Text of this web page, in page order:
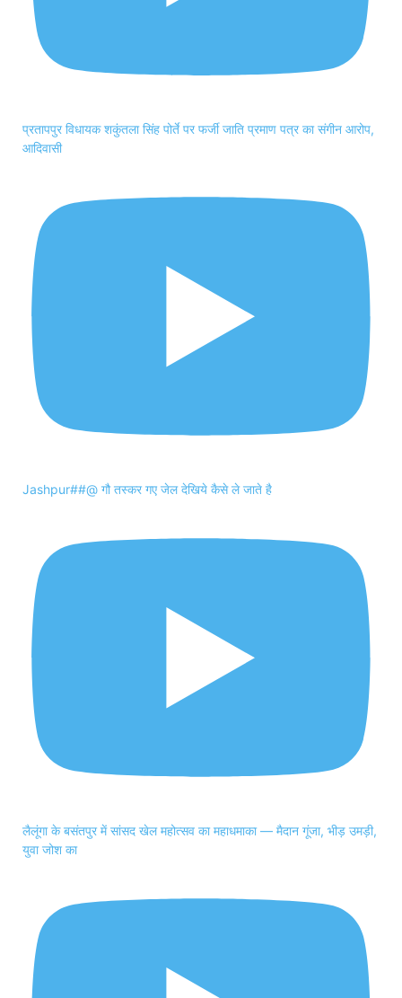
प्रतापपुर विधायक शकुंतला सिंह पोर्ते पर फर्जी जाति प्रमाण पत्र का संगीन आरोप,
आदिवासी
Jashpur##@ गौ तस्कर गए जेल देखिये कैसे ले जाते है
लैलूंगा के बसंतपुर में सांसद खेल महोत्सव का महाधमाका — मैदान गूंजा, भीड़ उमड़ी,
युवा जोश का